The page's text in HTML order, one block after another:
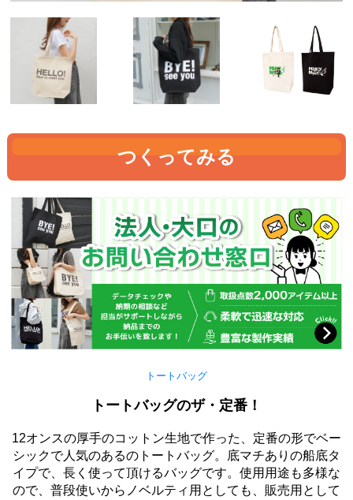
つくってみる
トートバッグ
トートバッグのザ・定番！
12オンスの厚手のコットン生地で作った、定番の形でベー
シックで人気のあるのトートバッグ。底マチありの船底タ
イプで、長く使って頂けるバッグです。使用用途も多様な
ので、普段使いからノベルティ用としても、販売用として